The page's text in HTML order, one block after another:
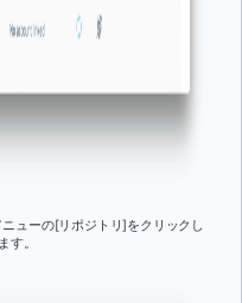
ューの[リポジトリ]をクリックし
す。